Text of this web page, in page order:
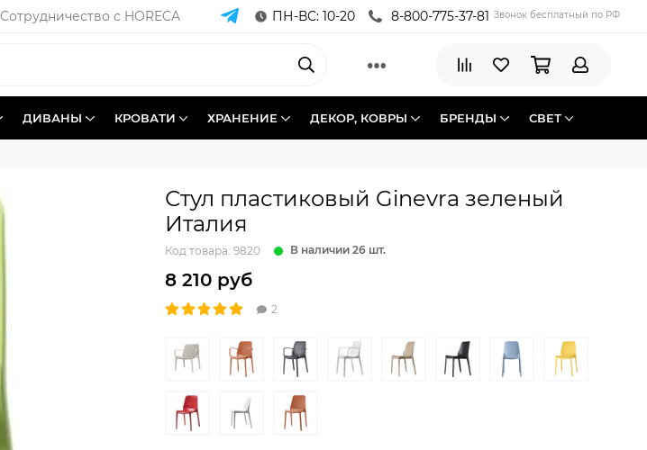
Сотрудничество с HORECA ПН-ВС: 10-20 8-800-775-37-81 Звонок бесплатный по РФ
ДИВАНЫ КРОВАТИ ХРАНЕНИЕ ДЕКОР, КОВРЫ БРЕНДЫ СВЕТ
Стул пластиковый Ginevra зеленый
Италия
Код товара: 9820 В наличии 26 шт.
8 210 руб
2